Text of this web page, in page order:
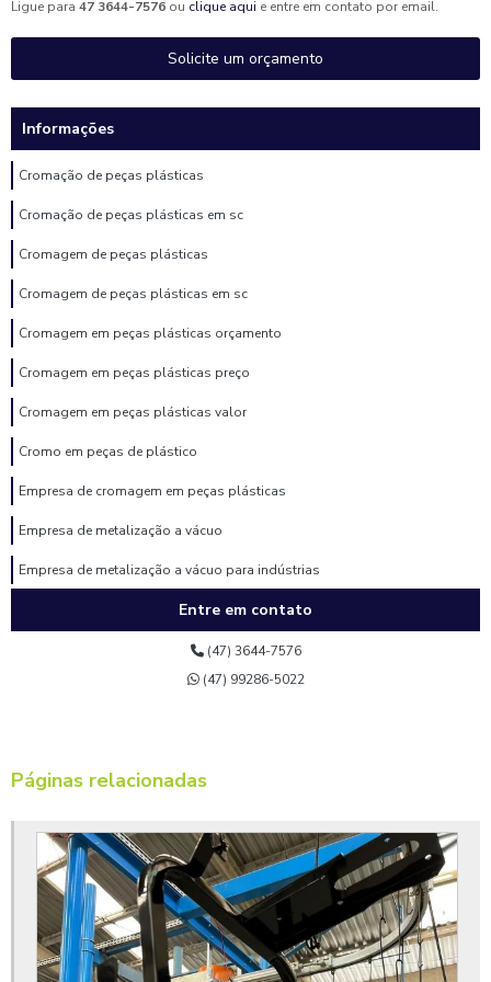
Ligue para 47 3644-7576 ou clique aqui e entre em contato por email.
Solicite um orçamento
Informações
Cromação de peças plásticas
Cromação de peças plásticas em sc
Cromagem de peças plásticas
Cromagem de peças plásticas em sc
Cromagem em peças plásticas orçamento
Cromagem em peças plásticas preço
Cromagem em peças plásticas valor
Cromo em peças de plástico
Empresa de cromagem em peças plásticas
Empresa de metalização a vácuo
Empresa de metalização a vácuo para indústrias
Empresa de pintura eletrostática
Empresa de pintura eletrostática a pó
Empresa de pintura eletrostática para indústria
Fábrica de metalização a vácuo
Fornecedor de cromagem em peças plásticas
Fornecedor de pintura a pó
Fornecedor de pintura eletrostática
Entre em contato
(47) 3644-7576
(47) 99286-5022
Páginas relacionadas